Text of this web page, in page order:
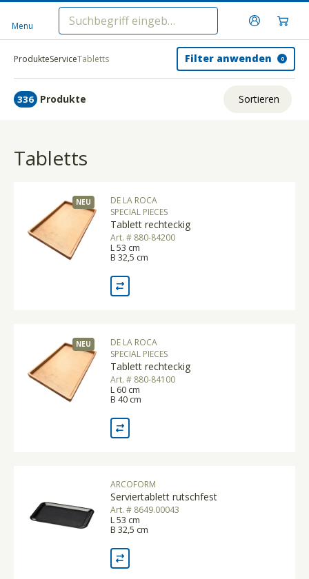
Menu
ProdukteServiceTabletts Filter anwenden 0
336 Produkte Sortieren
Tabletts
NEU
DE LA ROCA
SPECIAL PIECES
Tablett rechteckig
Art. # 880-84200
L 53 cm
B 32,5 cm
NEU
DE LA ROCA
SPECIAL PIECES
Tablett rechteckig
Art. # 880-84100
L 60 cm
B 40 cm
ARCOFORM
Serviertablett rutschfest
Art. # 8649.00043
L 53 cm
B 32,5 cm